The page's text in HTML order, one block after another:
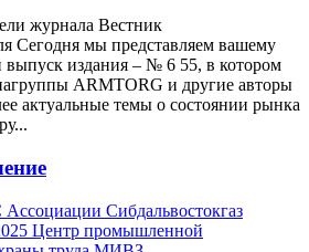
журнала Вестник
Сегодня мы представляем вашему
издания – № 6 55, в котором
ARMTORG и другие авторы
актуальные темы о состоянии рынка